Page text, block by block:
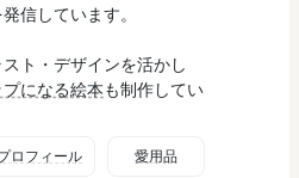
信しています。
ト・デザインを活かし
になる絵本も制作してい
ロフィール 愛用品